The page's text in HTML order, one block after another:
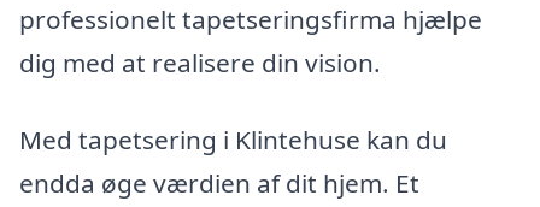
professionelt tapetseringsfirma hjælpe
dig med at realisere din vision.
Med tapetsering i Klintehuse kan du
endda øge værdien af dit hjem. Et